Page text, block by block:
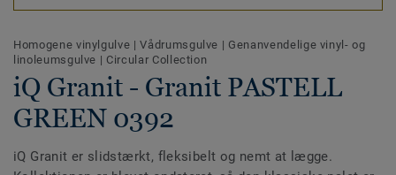
Homogene vinylgulve |Vådrumsgulve | Genanvendelige vinyl- og
linoleumsgulve | Circular Collection
iQ Granit - Granit PASTELL
GREEN 0392
iQ Granit er slidstærkt, fleksibelt og nemt at lægge.